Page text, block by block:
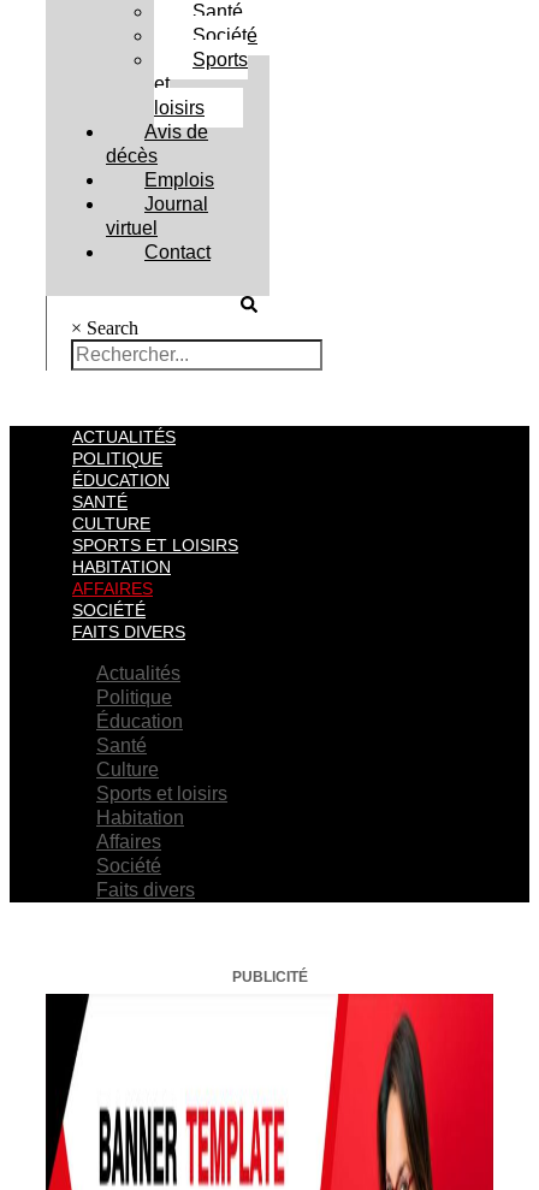
Santé
Société
Sports
et
loisirs
Avis de
décès
Emplois
Journal
virtuel
Contact
× Search
ACTUALITÉS
POLITIQUE
ÉDUCATION
SANTÉ
CULTURE
SPORTS ET LOISIRS
HABITATION
AFFAIRES
SOCIÉTÉ
FAITS DIVERS
Actualités
Politique
Éducation
Santé
Culture
Sports et loisirs
Habitation
Affaires
Société
Faits divers
PUBLICITÉ